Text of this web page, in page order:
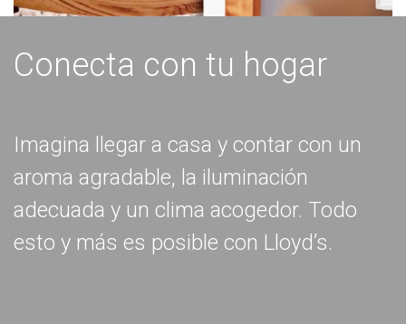
Conecta con tu hogar
Imagina llegar a casa y contar con un
aroma agradable, la iluminación
adecuada y un clima acogedor. Todo
esto y más es posible con Lloyd’s.